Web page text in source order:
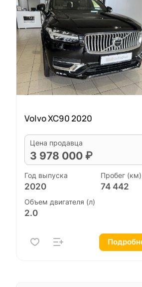
Volvo XC90 2020
Цена продавца
3 978 000 ₽
Год выпуска
2020
Пробег (км)
74 442
Объем двигателя (л)
2.0